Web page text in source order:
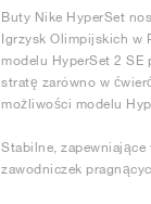
Buty Nike HyperSet
Igrzysk Olimpijskich w
modelu HyperSet 2 SE
stratę zarówno w
możliwości modelu
Stabilne,
zawodniczek